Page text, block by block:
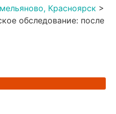
Красноярск >
обследование: после